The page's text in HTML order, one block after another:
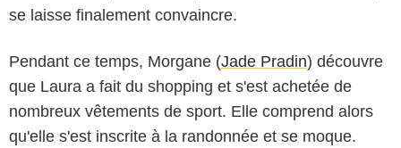
se laisse finalement convaincre.
Pendant ce temps, Morgane (Jade Pradin) découvre
que Laura a fait du shopping et s'est achetée de
nombreux vêtements de sport. Elle comprend alors
qu'elle s'est inscrite à la randonnée et se moque.